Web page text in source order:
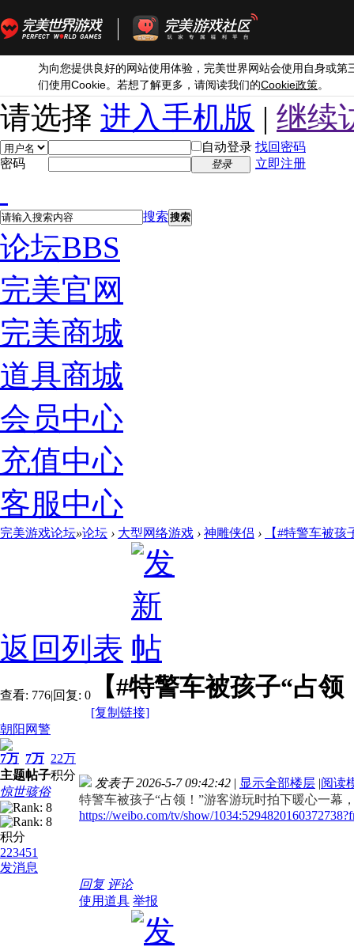
为向您提供良好的网站使用体验，完美世界网站会使用自身或第
们使用Cookie。若想了解更多，请阅读我们的Cookie政策。
请选择 进入手机版 | 继续
自动登录 找回密码
密码
登录 立即注册
搜索 搜索
论坛BBS
完美官网
完美商城
道具商城
会员中心
充值中心
客服中心
完美游戏论坛»论坛 › 大型网络游戏 › 神雕侠侣 › 【#特警车被孩
返回列表
查看: 776|回复: 0 【#特警车被孩子“占领
[复制链接]
朝阳网警
7万
主题
7万
帖子
22万
积分
惊世骇俗
积分
223451
发消息
发表于 2026-5-7 09:42:42 | 显示全部楼层 |阅读
特警车被孩子“占领！”游客游玩时拍下暖心一幕
https://weibo.com/tv/show/
回复 评论
使用道具 举报